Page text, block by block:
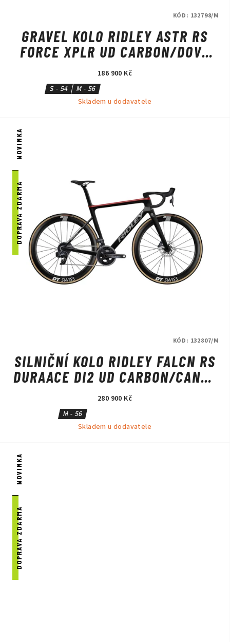
GRAVEL KOLO RIDLEY ASTR RS
FORCE XPLR UD CARBON/DOVE
GREY
186 900 Kč
S - 54
M - 56
Skladem u dodavatele
KÓD: 132798/M
NOVINKA
DOPRAVA ZDARMA
SILNIČNÍ KOLO RIDLEY FALCN RS
DURAACE DI2 UD CARBON/CANDY
RED METALLIC/SILVER
280 900 Kč
M - 56
Skladem u dodavatele
KÓD: 132807/M
NOVINKA
DOPRAVA ZDARMA